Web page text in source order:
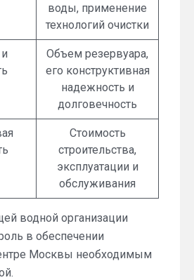
воды, применение
технологий очистки
Объем резервуара,
его конструктивная
надежность и
долговечность
Стоимость
строительства,
эксплуатации и
обслуживания
водной организации
в обеспечении
Москвы необходимым